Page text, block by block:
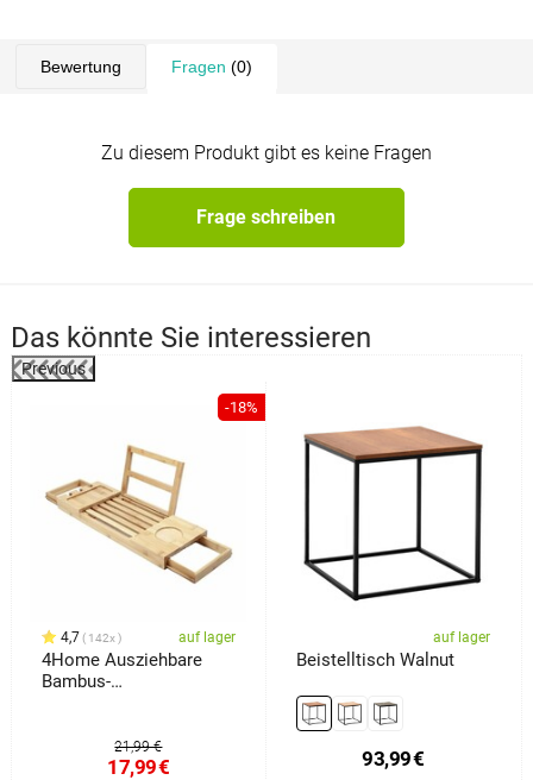
Bewertung Fragen (0)
Zu diesem Produkt gibt es keine Fragen
Frage schreiben
Das könnte Sie interessieren
Previous
-18%
4,7 142x auf lager
4Home Ausziehbare
Bambus-
21,99 €
17,99€
auf lager
Beistelltisch Walnut
93,99€